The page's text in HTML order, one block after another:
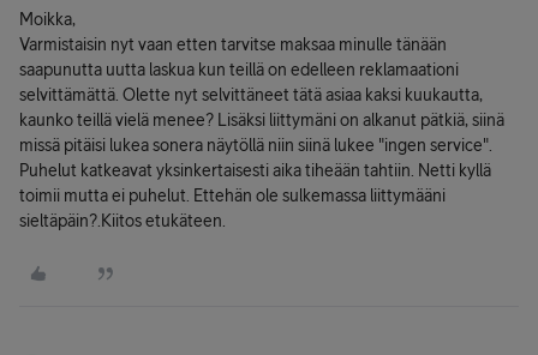
Moikka,
Varmistaisin nyt vaan etten tarvitse maksaa minulle tänään
saapunutta uutta laskua kun teillä on edelleen reklamaationi
selvittämättä. Olette nyt selvittäneet tätä asiaa kaksi kuukautta,
kaunko teillä vielä menee? Lisäksi liittymäni on alkanut pätkiä, siinä
missä pitäisi lukea sonera näytöllä niin siinä lukee "ingen service".
Puhelut katkeavat yksinkertaisesti aika tiheään tahtiin. Netti kyllä
toimii mutta ei puhelut. Ettehän ole sulkemassa liittymääni
sieltäpäin?.Kiitos etukäteen.